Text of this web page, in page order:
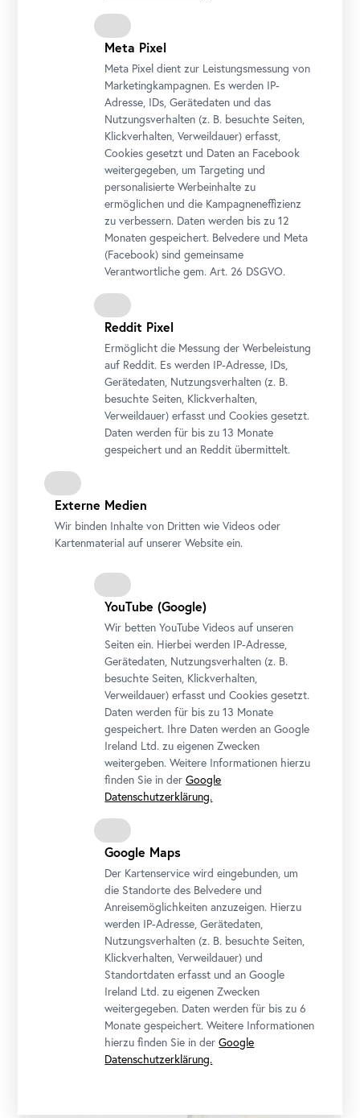
Richard Gerstl, Die Schwestern Karoline und Pauline Fey, 1905
© Belvedere, Wien
Oskar Kokoschka, Tigerlöwe, 1926
© Belvedere, Wien
Gustav Klimt, Liebespaar (Kuss) 1908 (vollendet 1909)
© Belvedere, Wien
Meta Pixel
Meta Pixel dient zur Leistungsmessung von
Marketingkampagnen. Es werden IP-
Adresse, IDs, Gerätedaten und das
Nutzungsverhalten (z. B. besuchte Seiten,
Klickverhalten, Verweildauer) erfasst,
Cookies gesetzt und Daten an Facebook
weitergegeben, um Targeting und
personalisierte Werbeinhalte zu
ermöglichen und die Kampagneneffizienz
zu verbessern. Daten werden bis zu 12
Monaten gespeichert. Belvedere und Meta
(Facebook) sind gemeinsame
Verantwortliche gem.Art. 26 DSGVO.
Reddit Pixel
Ermöglicht die Messung der Werbeleistung
auf Reddit. Es werden IP-Adresse, IDs,
Gerätedaten, Nutzungsverhalten (z. B.
besuchte Seiten, Klickverhalten,
Verweildauer) erfasst und Cookies gesetzt.
Daten werden für bis zu 13 Monate
gespeichert und an Reddit übermittelt.
Externe Medien
Wir binden Inhalte von Dritten wie Videos oder
Kartenmaterial auf unserer Website ein.
YouTube (Google)
Wir bettenYouTube Videos auf unseren
Seiten ein. Hierbei werden IP-Adresse,
Gerätedaten, Nutzungsverhalten (z. B.
besuchte Seiten, Klickverhalten,
Verweildauer) erfasst und Cookies gesetzt.
Daten werden für bis zu 13 Monate
gespeichert. Ihre Daten werden an Google
Ireland Ltd. zu eigenen Zwecken
weitergeben. Weitere Informationen hierzu
finden Sie in derGoogle
Datenschutzerklärung.
Google Maps
Der Kartenservice wird eingebunden, um
die Standorte des Belvedere und
Anreisemöglichkeiten anzuzeigen. Hierzu
werden IP-Adresse, Gerätedaten,
Nutzungsverhalten (z. B. besuchte Seiten,
Klickverhalten, Verweildauer) und
Standortdaten erfasst und an Google
Ireland Ltd. zu eigenen Zwecken
weitergegeben. Daten werden für bis zu 6
Monate gespeichert. Weitere Informationen
hierzu finden Sie in derGoogle
Datenschutzerklärung.